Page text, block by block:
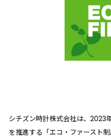
シチズン時計株式会社は、2023
を推進する「エコ・ファースト